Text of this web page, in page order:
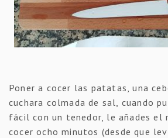
Poner a cocer las patatas, una
cuchara colmada de sal, cuando
fácil con un tenedor, le añades el
cocer ocho minutos (desde que